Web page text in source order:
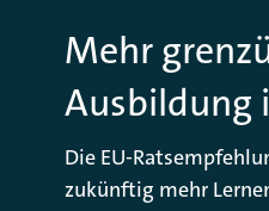
Mehr
Ausbildung
Die EU-
zukünftig mehr